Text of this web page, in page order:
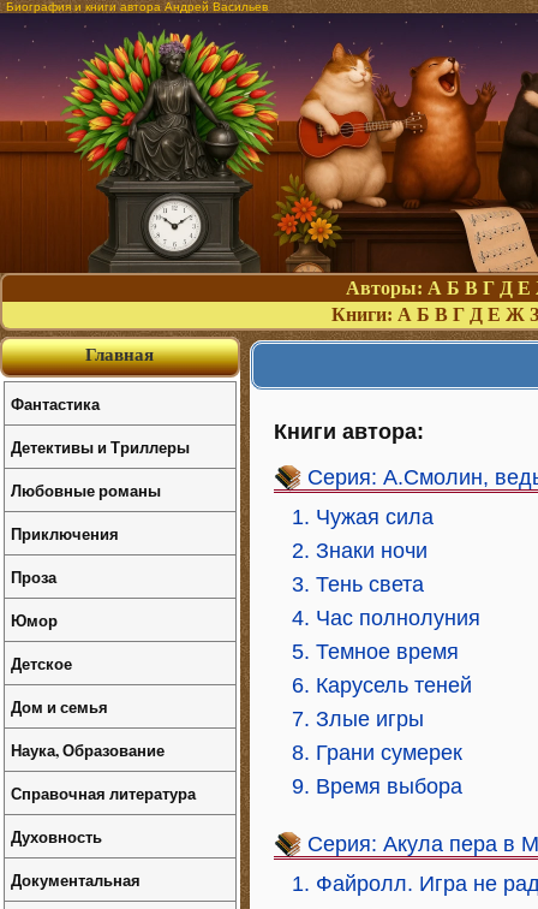
Биография и книги автора Андрей Васильев
Авторы: А Б В Г Д Е
Книги: А Б В Г Д Е Ж З
Книги автора:
Серия: А.Смолин,
1. Чужая сила
2. Знаки ночи
3. Тень света
4. Час полнолуния
5. Темное время
6. Карусель теней
7. Злые игры
8. Грани сумерек
9. Время выбора
Серия: Акула пера в
1. Файролл. Игра не
Главная
Фантастика
Детективы и Триллеры
Любовные романы
Приключения
Проза
Юмор
Детское
Дом и семья
Наука, Образование
Справочная литература
Духовность
Документальная